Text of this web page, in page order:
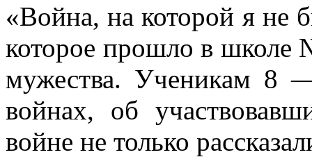
«Война, на которой я не
которое прошло в школе
мужества. Ученикам 8
войнах, об
войне не только